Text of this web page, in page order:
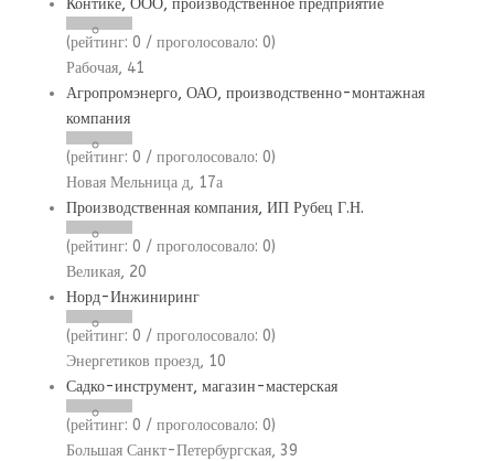
Контике, ООО, производственное предприятие
(рейтинг: 0 / проголосовало: 0)
Рабочая, 41
Агропромэнерго, ОАО, производственно-монтажная
компания
(рейтинг: 0 / проголосовало: 0)
Новая Мельница д, 17а
Производственная компания, ИП Рубец Г.Н.
(рейтинг: 0 / проголосовало: 0)
Великая, 20
Норд-Инжиниринг
(рейтинг: 0 / проголосовало: 0)
Энергетиков проезд, 10
Садко-инструмент, магазин-мастерская
(рейтинг: 0 / проголосовало: 0)
Большая Санкт-Петербургская, 39